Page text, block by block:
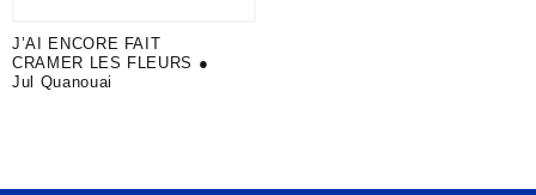
J’AI ENCORE FAIT
CRAMER LES FLEURS ●
Jul Quanouai